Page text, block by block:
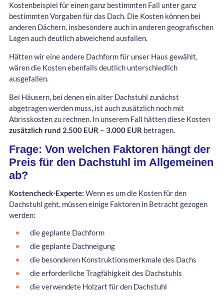
Kostenbeispiel für einen ganz bestimmten Fall unter ganz
bestimmten Vorgaben für das Dach. Die Kosten können bei
anderen Dächern, insbesondere auch in anderen geografischen
Lagen auch deutlich abweichend ausfallen.
Hätten wir eine andere Dachform für unser Haus gewählt,
wären die Kosten ebenfalls deutlich unterschiedlich
ausgefallen.
Bei Häusern, bei denen ein alter Dachstuhl zunächst
abgetragen werden muss, ist auch zusätzlich noch mit
Abrisskosten zu rechnen. In unserem Fall hätten diese Kosten
zusätzlich rund 2.500 EUR – 3.000 EUR betragen.
Frage: Von welchen Faktoren hängt der
Preis für den Dachstuhl im Allgemeinen
ab?
Kostencheck-Experte: Wenn es um die Kosten für den
Dachstuhl geht, müssen einige Faktoren in Betracht gezogen
werden:
die geplante Dachform
die geplante Dachneigung
die besonderen Konstruktionsmerkmale des Dachs
die erforderliche Tragfähigkeit des Dachstuhls
die verwendete Holzart für den Dachstuhl